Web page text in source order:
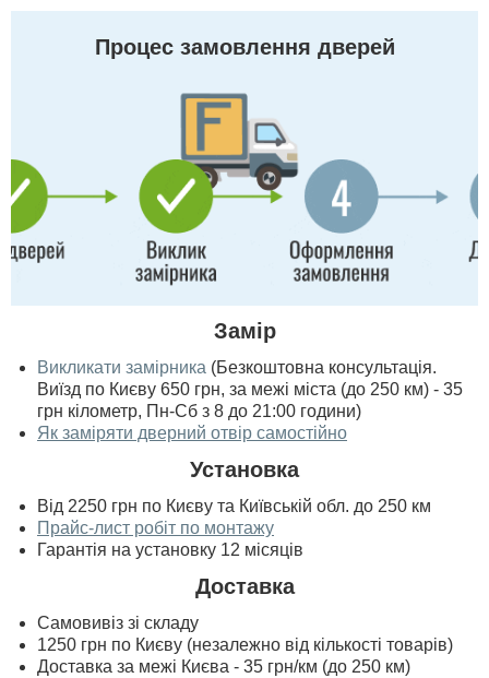
Процес замовлення дверей
Замір
Викликати замірника (Безкоштовна консультація.
Виїзд по Києву 650 грн, за межі міста (до 250 км) - 35
грн кілометр, Пн-Сб з 8 до 21:00 години)
Як заміряти дверний отвір самостійно
Установка
Від 2250 грн по Києву та Київській обл. до 250 км
Прайс-лист робіт по монтажу
Гарантія на установку 12 місяців
Доставка
Самовивіз зі складу
1250 грн по Києву (незалежно від кількості товарів)
Доставка за межі Києва - 35 грн/км (до 250 км)